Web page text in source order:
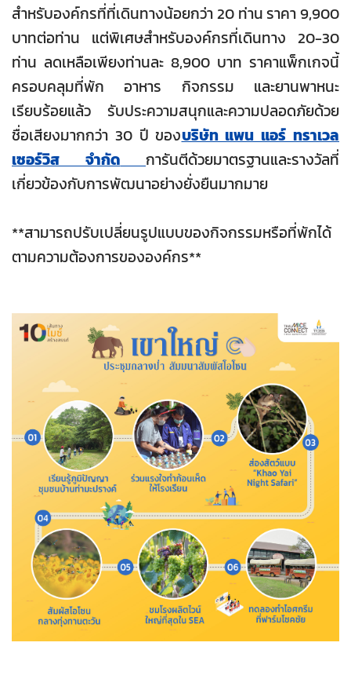
สำหรับองค์กรที่ที่เดินทางน้อยกว่า 20 ท่าน ราคา 9,900
บาทต่อท่าน แต่พิเศษสำหรับองค์กรที่เดินทาง 20-30
ท่าน ลดเหลือเพียงท่านละ 8,900 บาท ราคาแพ็กเกจนี้
ครอบคลุมที่พัก อาหาร กิจกรรม และยานพาหนะ
เรียบร้อยแล้ว รับประความสนุกและความปลอดภัยด้วย
ชื่อเสียงมากกว่า 30 ปี ของบริษัท แพน แอร์ ทราเวล
เซอร์วิส จำกัด
การันตีด้วยมาตรฐานและรางวัลที่
เกี่ยวข้องกับการพัฒนาอย่างยั่งยืนมากมาย
**สามารถปรับเปลี่ยนรูปแบบของกิจกรรมหรือที่พักได้
ตามความต้องการขององค์กร**